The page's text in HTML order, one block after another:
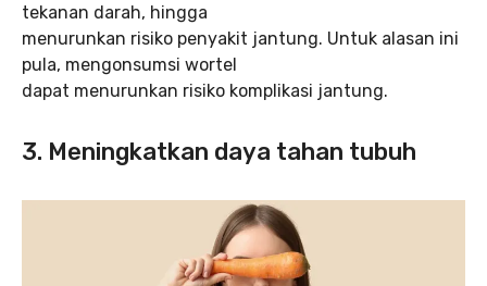
tekanan darah, hingga
menurunkan risiko penyakit jantung. Untuk alasan ini
pula, mengonsumsi wortel
dapat menurunkan risiko komplikasi jantung.
3. Meningkatkan daya tahan tubuh